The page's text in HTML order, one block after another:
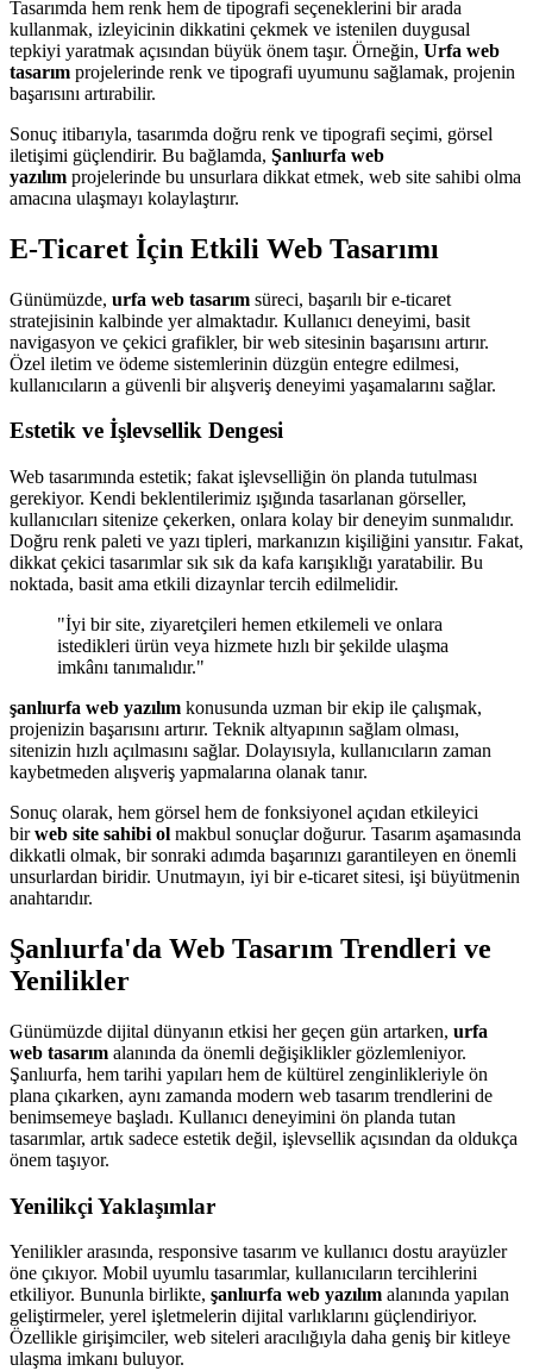
Tasarımda hem renk hem de tipografi seçeneklerini bir arada
kullanmak, izleyicinin dikkatini çekmek ve istenilen duygusal
tepkiyi yaratmak açısından büyük önem taşır. Örneğin, Urfa web
tasarım projelerinde renk ve tipografi uyumunu sağlamak, projenin
başarısını artırabilir.
Sonuç itibarıyla, tasarımda doğru renk ve tipografi seçimi, görsel
iletişimi güçlendirir. Bu bağlamda, Şanlıurfa web
yazılım projelerinde bu unsurlara dikkat etmek, web site sahibi olma
amacına ulaşmayı kolaylaştırır.
E-Ticaret İçin Etkili Web Tasarımı
Günümüzde, urfa web tasarım süreci, başarılı bir e-ticaret
stratejisinin kalbinde yer almaktadır. Kullanıcı deneyimi, basit
navigasyon ve çekici grafikler, bir web sitesinin başarısını artırır.
Özel iletim ve ödeme sistemlerinin düzgün entegre edilmesi,
kullanıcıların a güvenli bir alışveriş deneyimi yaşamalarını sağlar.
Estetik ve İşlevsellik Dengesi
Web tasarımında estetik; fakat işlevselliğin ön planda tutulması
gerekiyor. Kendi beklentilerimiz ışığında tasarlanan görseller,
kullanıcıları sitenize çekerken, onlara kolay bir deneyim sunmalıdır.
Doğru renk paleti ve yazı tipleri, markanızın kişiliğini yansıtır. Fakat,
dikkat çekici tasarımlar sık sık da kafa karışıklığı yaratabilir. Bu
noktada, basit ama etkili dizaynlar tercih edilmelidir.
"İyi bir site, ziyaretçileri hemen etkilemeli ve onlara
istedikleri ürün veya hizmete hızlı bir şekilde ulaşma
imkânı tanımalıdır."
şanlıurfa web yazılım konusunda uzman bir ekip ile çalışmak,
projenizin başarısını artırır. Teknik altyapının sağlam olması,
sitenizin hızlı açılmasını sağlar. Dolayısıyla, kullanıcıların zaman
kaybetmeden alışveriş yapmalarına olanak tanır.
Sonuç olarak, hem görsel hem de fonksiyonel açıdan etkileyici
birweb site sahibi ol makbul sonuçlar doğurur. Tasarım aşamasında
dikkatli olmak, bir sonraki adımda başarınızı garantileyen en önemli
unsurlardan biridir. Unutmayın, iyi bir e-ticaret sitesi, işi büyütmenin
anahtarıdır.
Şanlıurfa'da Web Tasarım Trendleri ve
Yenilikler
Günümüzde dijital dünyanın etkisi her geçen gün artarken, urfa
web tasarım alanında da önemli değişiklikler gözlemleniyor.
Şanlıurfa, hem tarihi yapıları hem de kültürel zenginlikleriyle ön
plana çıkarken, aynı zamanda modern web tasarım trendlerini de
benimsemeye başladı. Kullanıcı deneyimini ön planda tutan
tasarımlar, artık sadece estetik değil, işlevsellik açısından da oldukça
önem taşıyor.
Yenilikçi Yaklaşımlar
Yenilikler arasında, responsive tasarım ve kullanıcı dostu arayüzler
öne çıkıyor. Mobil uyumlu tasarımlar, kullanıcıların tercihlerini
etkiliyor. Bununla birlikte, şanlıurfa web yazılım alanında yapılan
geliştirmeler, yerel işletmelerin dijital varlıklarını güçlendiriyor.
Özellikle girişimciler, web siteleri aracılığıyla daha geniş bir kitleye
ulaşma imkanı buluyor.